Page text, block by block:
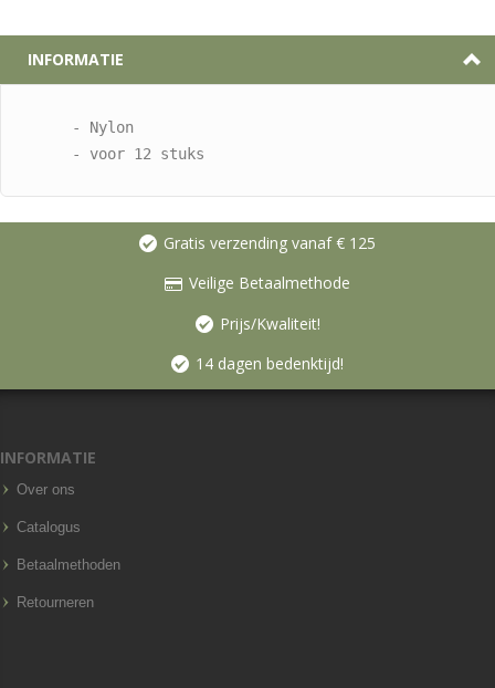
INFORMATIE
- Nylon
- voor 12 stuks
Gratis verzending vanaf € 125
Veilige Betaalmethode
Prijs/Kwaliteit!
14 dagen bedenktijd!
INFORMATIE
Over ons
Catalogus
Betaalmethoden
Retourneren